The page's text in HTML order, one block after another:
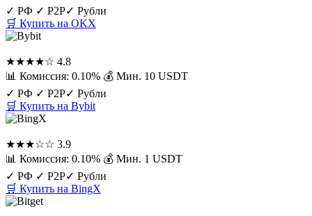
✓ РФ ✓ P2P✓ Рубли
🛒 Купить на OKX
★★★★☆ 4.8
📊 Комиссия: 0.10% 💰 Мин. 10 USDT
✓ РФ ✓ P2P✓ Рубли
🛒 Купить на Bybit
★★★☆☆ 3.9
📊 Комиссия: 0.10% 💰 Мин. 1 USDT
✓ РФ ✓ P2P✓ Рубли
🛒 Купить на BingX